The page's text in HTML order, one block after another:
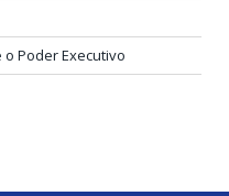
Poder Executivo